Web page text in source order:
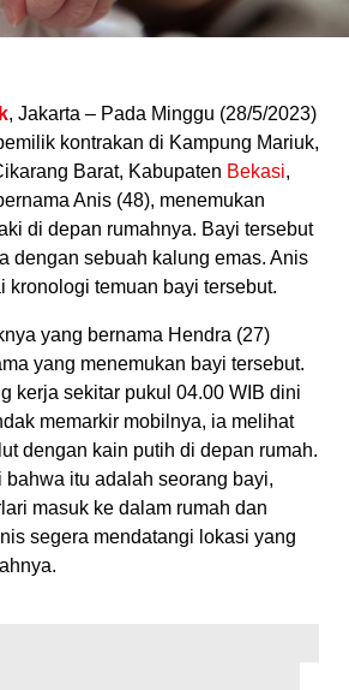
, Jakarta – Pada Minggu (28/5/2023)
kontrakan di Kampung Mariuk,
Barat, Kabupaten Bekasi,
Anis (48), menemukan
di depan rumahnya. Bayi tersebut
dengan sebuah kalung emas. Anis
kronologi temuan bayi tersebut.
yang bernama Hendra (27)
yang menemukan bayi tersebut.
kerja sekitar pukul 04.00 WIB dini
memarkir mobilnya, ia melihat
dengan kain putih di depan rumah.
bahwa itu adalah seorang bayi,
masuk ke dalam rumah dan
segera mendatangi lokasi yang